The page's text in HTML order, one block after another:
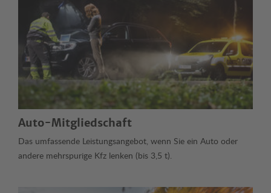
Auto-Mitgliedschaft
Das umfassende Leistungsangebot, wenn Sie ein Auto oder
andere mehrspurige Kfz lenken (bis 3,5 t).